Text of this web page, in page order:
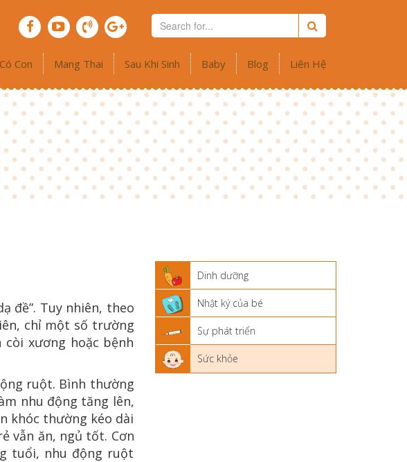
Con Mang Thai Sau Khi Sinh Baby Blog Liên Hệ
đề”. Tuy nhiên, theo
chỉ một số trường
xương hoặc bệnh
ruột. Bình thường
nhu động tăng lên,
khóc thường kéo dài
vẫn ăn, ngủ tốt. Cơn
tuổi, nhu động ruột
Dinh dưỡng
Nhật ký của bé
Sự phát triển
Sức khỏe